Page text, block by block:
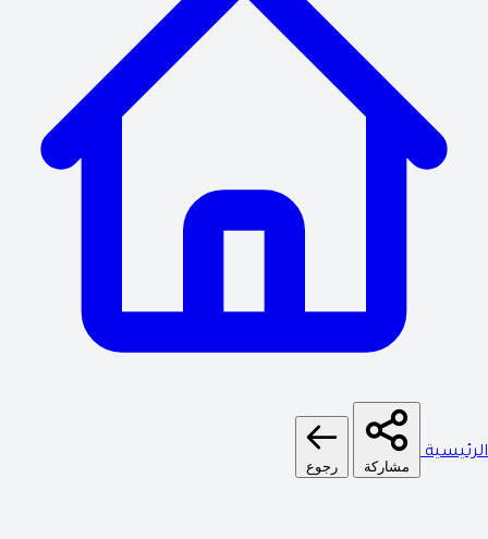
الرئيسية
مشاركة رجوع